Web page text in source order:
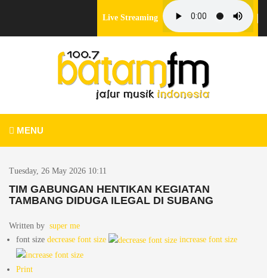
Live Streaming
MENU
Tuesday, 26 May 2026 10:11
TIM GABUNGAN HENTIKAN KEGIATAN
TAMBANG DIDUGA ILEGAL DI SUBANG
Written by super me
font size decrease font size increase font size
Print